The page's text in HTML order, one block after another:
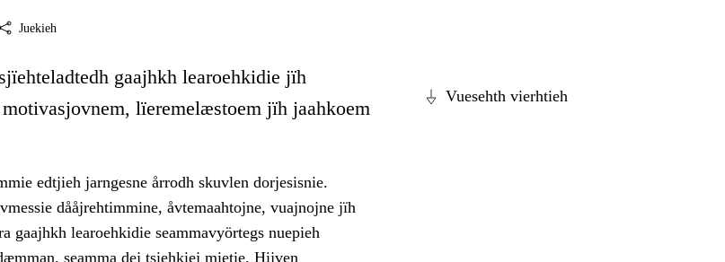
Juekieh
Vuesehth vierhtieh
gaajhkh learoehkidie jïh
lïeremelæstoem jïh jaahkoem
edtjieh jarngesne årrodh skuvlen dorjesisnie.
dååjrehtimmine, åvtemaahtojne, vuajnojne jïh
gaajhkh learoehkidie seammavyörtegs nuepieh
seamma dej tsiehkiej mietie. Hijven